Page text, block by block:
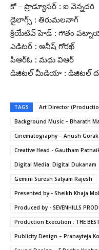
కో – ప్రొడ్యూసర్ : ఐ వెన్నదరి
డైలాగ్స్ : తిరుమలనాగ్
క్రియేటివ్ హెడ్ : గౌతం
ఎడిటర్ : అనీష్ గోరఖ్
పిఆర్ఓ : మధు విఆర్
డిజిటల్ మీడియా : డిజిటల్
TAGS
Art Director
Background Music – Bharath
Cinematography – Anush Gorak
Creative Head - Gautham
Digital Media: Digital Dukanam
Gemini Suresh Satyam Rajesh
Presented by - Sheikh Khaja
Produced by - SEVENHILLS
Production Execution : THE
Publicity Design – Pranayteja